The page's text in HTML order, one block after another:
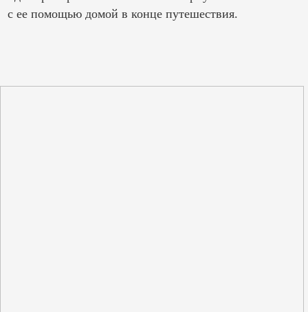
с ее помощью домой в конце путешествия.